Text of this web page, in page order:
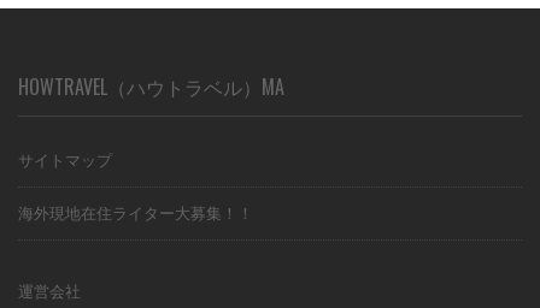
HOWTRAVEL（ハウトラベル）MA
サイトマップ
海外現地在住ライター大募集！！
運営会社